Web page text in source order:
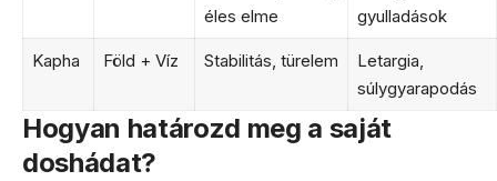
éles elme
gyulladások
Kapha Föld + Víz Stabilitás, türelem
Letargia,
súlygyarapodás
Hogyan határozd meg a saját
doshádat?